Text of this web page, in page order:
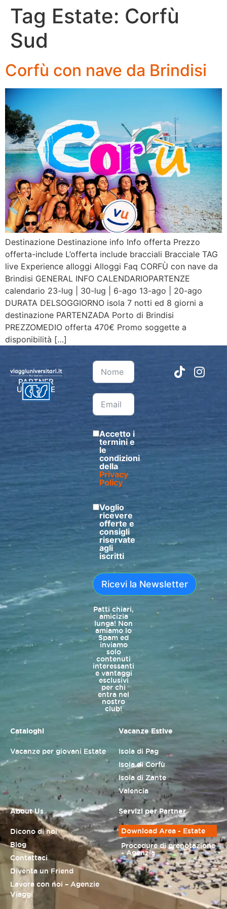
Tag Estate: Corfù
Sud
Corfù con nave da Brindisi
Destinazione Destinazione info Info offerta Prezzo
offerta-include L’offerta include bracciali Bracciale TAG
live Experience alloggi Alloggi Faq CORFÙ con nave da
Brindisi GENERAL INFO CALENDARIOPARTENZE
calendario 23-lug | 30-lug | 6-ago 13-ago | 20-ago
DURATA DELSOGGIORNO isola 7 notti ed 8 giorni a
destinazione PARTENZADA Porto di Brindisi
PREZZOMEDIO offerta 470€ Promo soggette a
disponibilità […]
PARTNER
UFFICIALE
Accetto i
termini e
le
condizioni
della
Privacy
Policy
Voglio
ricevere
offerte e
consigli
riservate
agli
iscritti
Ricevi la Newsletter
Patti chiari,
amicizia
lunga! Non
amiamo lo
Spam ed
inviamo
solo
contenuti
interessanti
e vantaggi
esclusivi
per chi
entra nel
nostro
club!
Cataloghi
Vacanze per giovani Estate
Vacanze Estive
Isola di Pag
Isola di Corfù
Isola di Zante
Valencia
About Us
Dicono di noi
Blog
Contattaci
Diventa un Friend
Lavora con noi – Agenzie
Viaggi
Servizi per Partner
Download Area - Estate
Procedure di prenotazione
- Agenzia